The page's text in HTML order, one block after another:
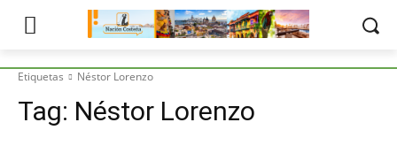
Etiquetas Néstor Lorenzo
Tag: Néstor Lorenzo